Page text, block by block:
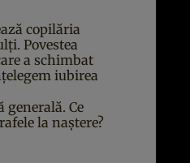
copilăria
Povestea
a schimbat
iubirea
generală. Ce
la naștere?